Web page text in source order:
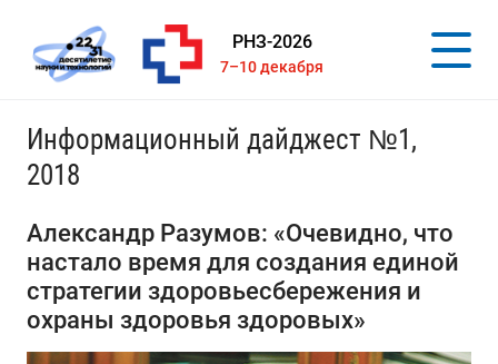
РНЗ-2026
7–10 декабря
Информационный дайджест №1,
2018
Александр Разумов: «Очевидно, что
настало время для создания единой
стратегии здоровьесбережения и
охраны здоровья здоровых»